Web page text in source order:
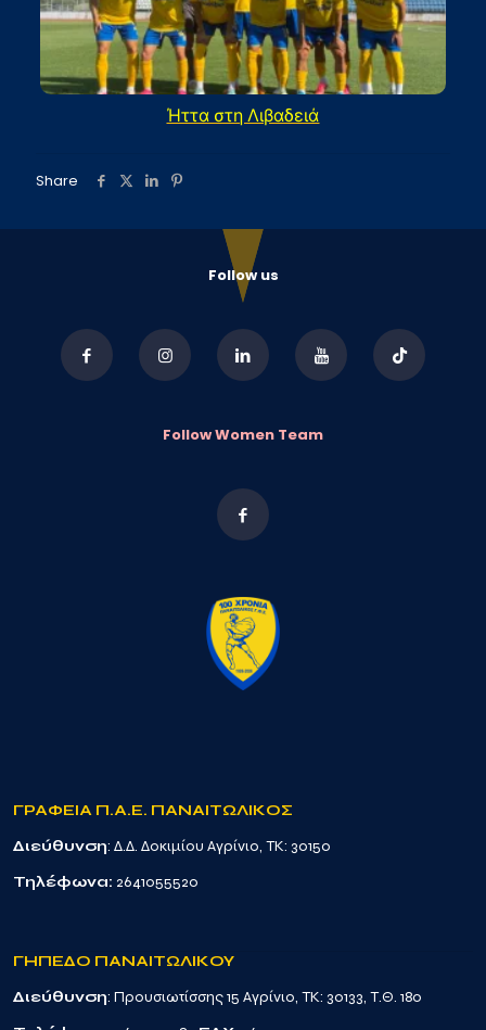
Ήττα στη Λιβαδειά
Share
Follow us
Follow Women Team
ΓΡΑΦΕΙΑ Π.Α.Ε. ΠΑΝΑΙΤΩΛΙΚΟΣ
Διεύθυνση: Δ.Δ. Δοκιμίου Αγρίνιο, TK: 30150
Τηλέφωνα: 2641055520
ΓΗΠΕΔΟ ΠΑΝΑΙΤΩΛΙΚΟΥ
Διεύθυνση: Προυσιωτίσσης 15 Αγρίνιο, TK: 30133, Τ.Θ. 180